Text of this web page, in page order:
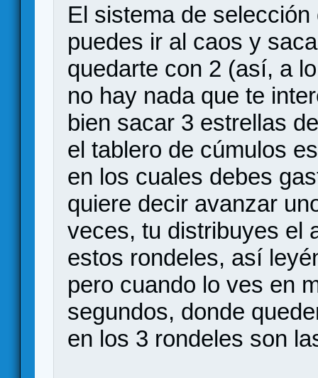
El sistema de
puedes ir al caos y
quedarte con 2 (así, a
no hay nada que te
bien sacar 3 estrellas
el tablero de cúmulos
en los cuales debes
quiere decir avanzar
veces, tu distribuyes el
estos rondeles, así
pero cuando lo ves en
segundos, donde
en los 3 rondeles son